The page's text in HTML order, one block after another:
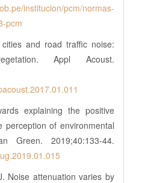
institucion/pcm/normas-
pcm
and road traffic noise:
Appl Acoust.
explaining the positive
perception of environmental
Green. 2019;40:133-44.
Noise attenuation varies by